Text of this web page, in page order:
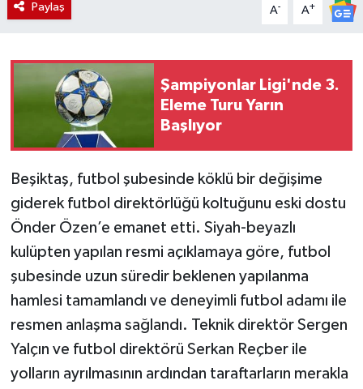
Paylaş A- A+
Şampiyonlar Ligi'nde 3.
Eleme Turu Yarın
Başlıyor
​Beşiktaş, futbol şubesinde köklü bir değişime
giderek futbol direktörlüğü koltuğunu eski dostu
Önder Özen’e emanet etti. Siyah-beyazlı
kulüpten yapılan resmi açıklamaya göre, futbol
şubesinde uzun süredir beklenen yapılanma
hamlesi tamamlandı ve deneyimli futbol adamı ile
resmen anlaşma sağlandı. Teknik direktör Sergen
Yalçın ve futbol direktörü Serkan Reçber ile
yolların ayrılmasının ardından taraftarların merakla